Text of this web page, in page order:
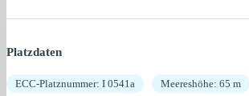
Platzdaten
ECC-Platznummer: I 0541a Meereshöhe: 65 m